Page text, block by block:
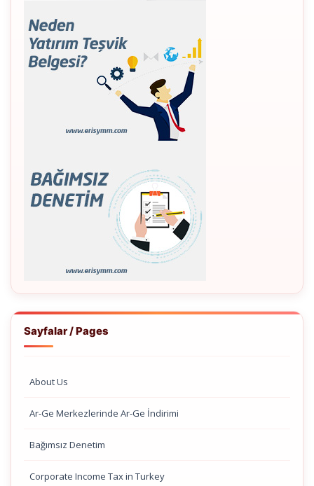
Sayfalar / Pages
About Us
Ar-Ge Merkezlerinde Ar-Ge İndirimi
Bağımsız Denetim
Corporate Income Tax in Turkey